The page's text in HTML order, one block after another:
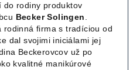
do rodiny produktov
Becker Solingen
rodinná firma s tradíciou od
dal svojimi iniciálami jej
Beckerovcov už po
kvalitné manikúrové